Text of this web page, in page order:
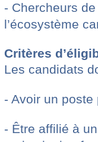
- Chercheurs
l’écosystème
Critères
Les candidats
- Avoir un poste
- Être affilié à